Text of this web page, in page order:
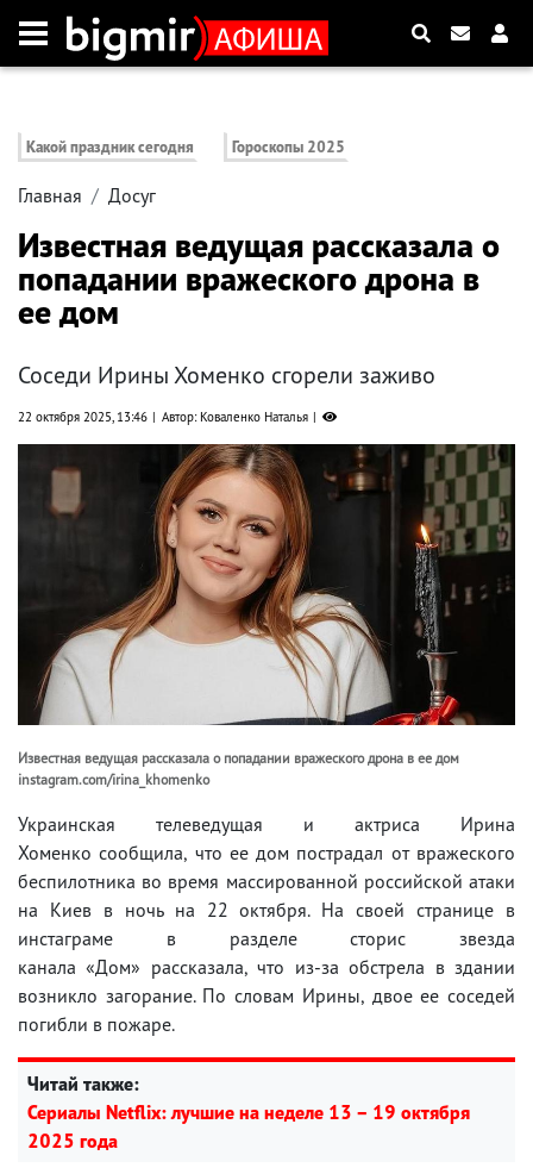
Какой праздник сегодня Гороскопы 2025
Главная Досуг
Известная ведущая рассказала о
попадании вражеского дрона в
ее дом
Соседи Ирины Хоменко сгорели заживо
22 октября 2025, 13:46 Автор: Коваленко Наталья
Известная ведущая рассказала о попадании вражеского дрона в ее дом
instagram.com/irina_khomenko
Украинская телеведущая и актриса Ирина
Хоменко сообщила, что ее дом пострадал от вражеского
беспилотника во время массированной российской атаки
на Киев в ночь на 22 октября. На своей странице в
инстаграме в разделе сторис звезда
канала «Дом» рассказала, что из-за обстрела в здании
возникло загорание. По словам Ирины, двое ее соседей
погибли в пожаре.
Читай также:
Сериалы Netflix: лучшие на неделе 13 – 19 октября
2025 года